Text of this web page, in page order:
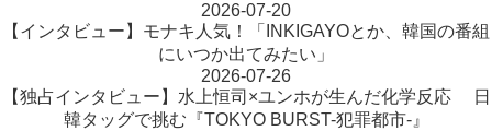
2026-07-20
【インタビュー】モナキ人気！「INKIGAYOとか、韓国の番組
にいつか出てみたい」
2026-07-26
【独占インタビュー】水上恒司×ユンホが生んだ化学反応 日
韓タッグで挑む『TOKYO BURST-犯罪都市-』